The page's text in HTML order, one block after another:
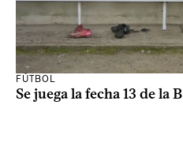
FÚTBOL
Se juega la fecha 13 de la B